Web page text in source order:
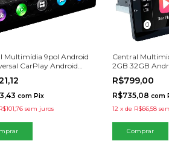
Multimídia 9pol Android
CarPlay Android
2GB 32GB
com Pix
sem juros
Central
2GB 32GB
Android Auto
R$799,00
R$735,08 com
12 x de R$66,58